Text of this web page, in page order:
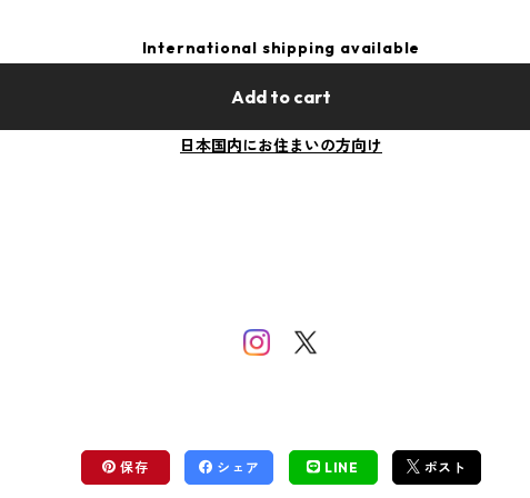
International shipping available
Add to cart
日本国内にお住まいの方向け
保存 シェア LINE ポスト